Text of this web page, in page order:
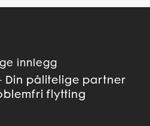
innlegg
Din pålitelige partner
flytting